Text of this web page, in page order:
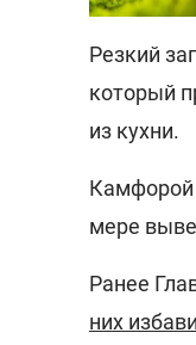
Резкий
который
из кухни.
Камфорой
мере
Ранее
них